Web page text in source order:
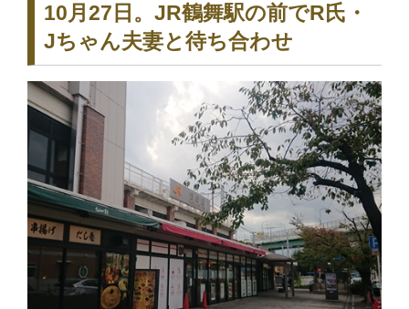
10月27日。JR鶴舞駅の前でR氏・
Jちゃん夫妻と待ち合わせ